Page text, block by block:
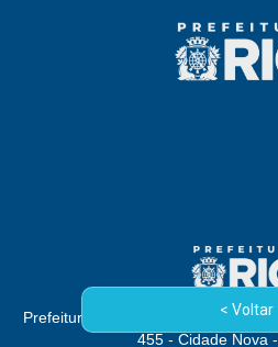
< Voltar
Prefeitura da Cidade do Rio de
455 - Cidade Nova